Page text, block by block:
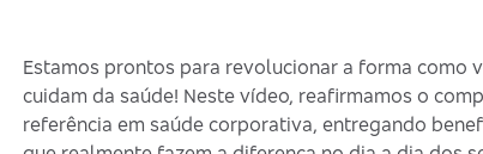
Estamos prontos para revolucionar a forma como
cuidam da saúde! Neste vídeo, reafirmamos o
referência em saúde corporativa, entregando